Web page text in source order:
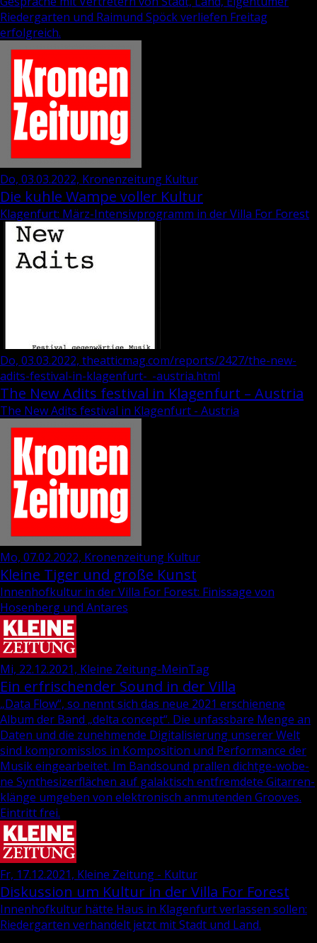
Riedergarten und Raimund Spöck verliefen Freitag
erfolgreich.
Do, 03.03.2022, Kronenzeitung Kultur
Die kuhle Wampe voller Kultur
Klagenfurt: März-Intensivprogramm in der Villa For Forest
Do, 03.03.2022, theatticmag.com/reports/2427/the-new-
adits-festival-in-klagenfurt-_-austria.html
The New Adits festival in Klagenfurt – Austria
The New Adits festival in Klagenfurt - Austria
Mo, 07.02.2022, Kronenzeitung Kultur
Kleine Tiger und große Kunst
Innenhofkultur in der Villa For Forest: Finissage von
Hosenberg und Antares
Mi, 22.12.2021, Kleine Zeitung-MeinTag
Ein erfrischender Sound in der Villa
„Data Flow“, so nennt sich das neue 2021 er­schie­ne­ne
Album der Band „delta con­cept“. Die un­fass­ba­re Menge an
Daten und die zu­neh­men­de Di­gi­ta­li­sie­rung un­se­rer Welt
sind kom­pro­miss­los in Kom­po­si­ti­on und Per­for­mance der
Musik ein­ge­ar­bei­tet. Im Band­sound pral­len dicht­ge­-wo­be­
ne Syn­the­si­zer­flä­chen auf ga­lak­tisch ent­frem­de­te Gi­tar­ren­
klän­ge um­ge­ben von elek­tro­nisch an­mu­ten­den Groo­ves.
Ein­tritt frei.
Fr, 17.12.2021, Kleine Zeitung - Kultur
Diskussion um Kultur in der Villa For Forest
In­nen­hof­kul­tur hätte Haus in Kla­gen­furt ver­las­sen sol­len:
Rie­der­gar­ten ver­han­delt jetzt mit Stadt und Land.